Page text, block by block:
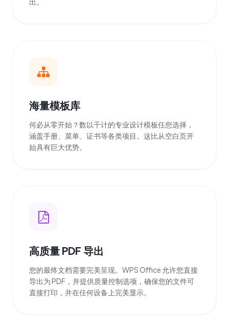
海量模板库
何必从零开始？数以千计的专业设计模板任您选择，
涵盖手册、菜单、证书等各类项目。这比从空白页开
始具有巨大优势。
高质量 PDF 导出
您的最终文档需要完美呈现。WPS Office 允许您直接
导出为 PDF，并提供质量控制选项，确保您的文件可
直接打印，并在任何设备上完美显示。